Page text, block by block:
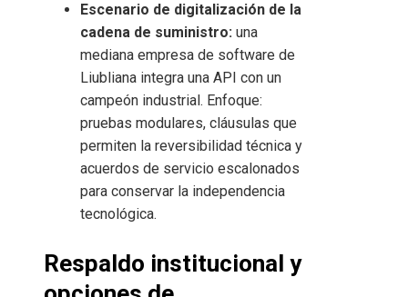
Escenario de digitalización de la
cadena de suministro: una
mediana empresa de software de
Liubliana integra una API con un
campeón industrial. Enfoque:
pruebas modulares, cláusulas que
permiten la reversibilidad técnica y
acuerdos de servicio escalonados
para conservar la independencia
tecnológica.
Respaldo institucional y